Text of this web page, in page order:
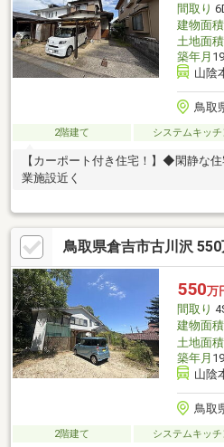
間取り
建物面積
土地面積
築年月
山陰
鳥取
2階建て システムキッチ
【カーポート付き住宅！】◆閑静な
業施設近く
鳥取県倉吉市古川沢
550万
間取り
建物面積
土地面積
築年月
山陰
鳥取
2階建て システムキッチ